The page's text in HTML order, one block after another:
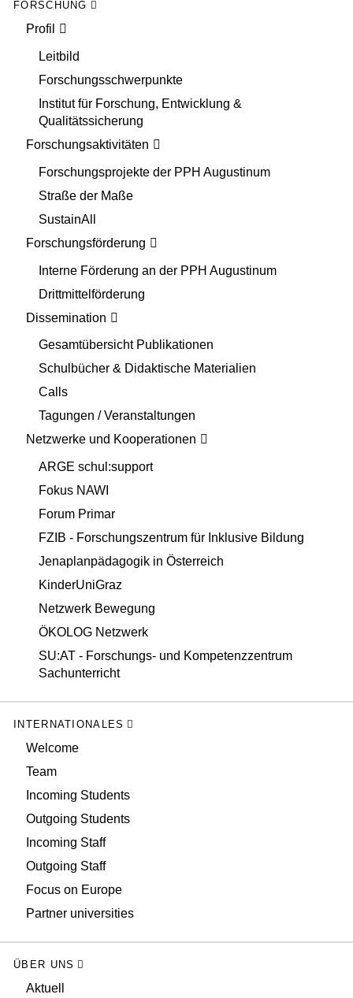
FORSCHUNG
Profil
Leitbild
Forschungsschwerpunkte
Institut für Forschung, Entwicklung &
Qualitätssicherung
Forschungsaktivitäten
Forschungsprojekte der PPH Augustinum
Straße der Maße
SustainAll
Forschungsförderung
Interne Förderung an der PPH Augustinum
Drittmittelförderung
Dissemination
Gesamtübersicht Publikationen
Schulbücher & Didaktische Materialien
Calls
Tagungen / Veranstaltungen
Netzwerke und Kooperationen
ARGE schul:support
Fokus NAWI
Forum Primar
FZIB - Forschungszentrum für Inklusive Bildung
Jenaplanpädagogik in Österreich
KinderUniGraz
Netzwerk Bewegung
ÖKOLOG Netzwerk
SU:AT - Forschungs- und Kompetenzzentrum
Sachunterricht
INTERNATIONALES
Welcome
Team
Incoming Students
Outgoing Students
Incoming Staff
Outgoing Staff
Focus on Europe
Partner universities
ÜBER UNS
Aktuell